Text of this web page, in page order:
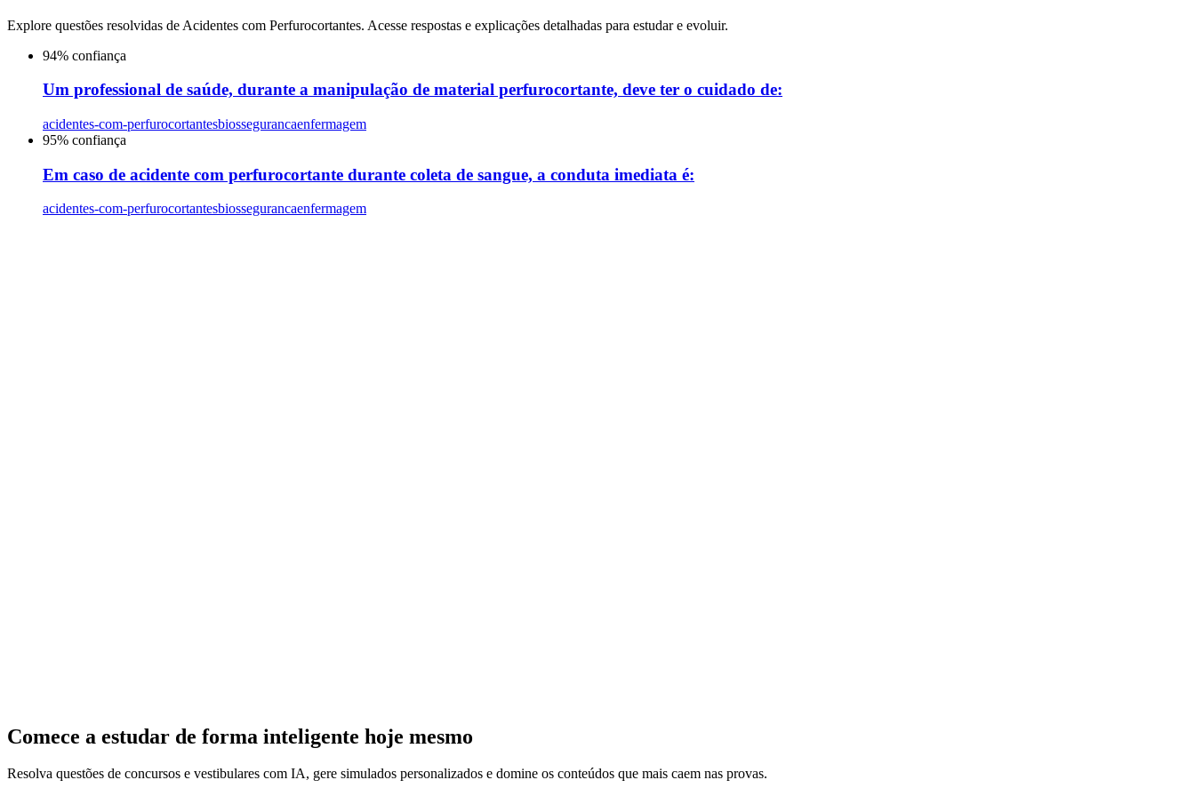
Explore questões resolvidas de Acidentes com Perfurocortantes. Acesse respostas e explicações detalhadas para estudar e evoluir.
94% confiança
Um professional de saúde, durante a manipulação de material perfurocortante, deve ter o cuidado de:
acidentes-com-perfurocortantesbiossegurancaenfermagem
95% confiança
Em caso de acidente com perfurocortante durante coleta de sangue, a conduta imediata é:
acidentes-com-perfurocortantesbiossegurancaenfermagem
Comece a estudar de forma inteligente hoje mesmo
Resolva questões de concursos e vestibulares com IA, gere simulados personalizados e domine os conteúdos que mais caem nas provas.